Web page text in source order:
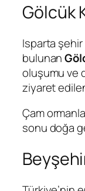
Gölcük
Isparta şehir
bulunan
oluşumu ve
ziyaret
Çam
sonu doğa